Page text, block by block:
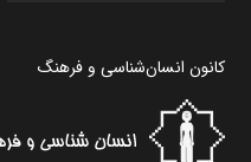
کانون انسان‌شناسی و فرهنگ